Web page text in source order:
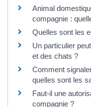
Animal
compagnie :
Quelles sont les
Un particulier
et des chats ?
Comment
quelles sont les
Faut-il une
compagnie ?